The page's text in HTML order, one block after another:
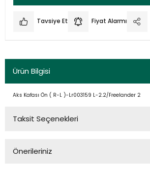
Tavsiye Et Fiyat Alarmı
Ürün Bilgisi
Aks Kafası Ön ( R-L )-Lr003159 L-2.2/Freelander 2
Taksit Seçenekleri
Önerileriniz